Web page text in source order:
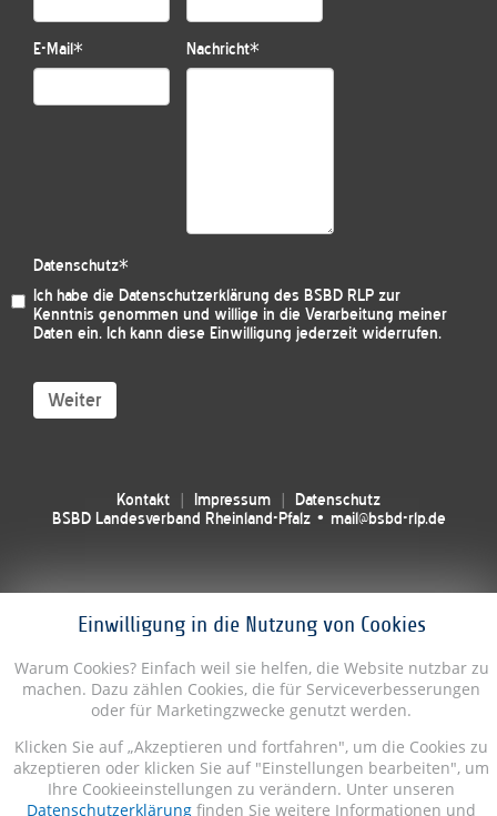
Einwilligung in die Nutzung von Cookies
Warum Cookies? Einfach weil sie helfen, die Website nutzbar zu
machen. Dazu zählen Cookies, die für Serviceverbesserungen
oder für Marketingzwecke genutzt werden.
Klicken Sie auf „Akzeptieren und fortfahren", um die Cookies zu
akzeptieren oder klicken Sie auf "Einstellungen bearbeiten", um
Ihre Cookieeinstellungen zu verändern. Unter unseren
Datenschutzerklärung finden Sie weitere Informationen und
E-Mail* Nachricht*
Datenschutz*
Ich habe die Datenschutzerklärung des BSBD RLP zur
Kenntnis genommen und willige in die Verarbeitung meiner
Daten ein. Ich kann diese Einwilligung jederzeit widerrufen.
Weiter
Kontakt Impressum
Datenschutz
BSBD Landesverband Rheinland-Pfalz • mail@bsbd-rlp.de